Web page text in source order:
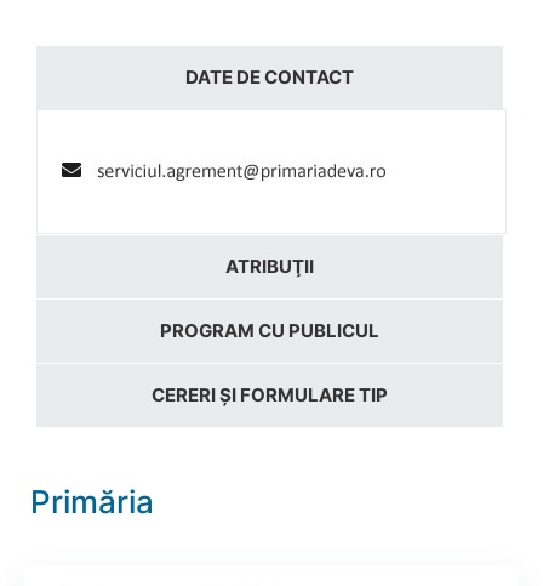
DATE DE CONTACT
ATRIBUŢII
PROGRAM CU PUBLICUL
CERERI ȘI FORMULARE TIP
Primăria